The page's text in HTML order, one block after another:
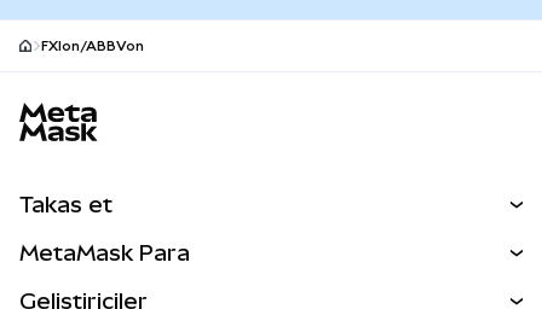
FXIon/ABBVon
Takas et
MetaMask Para
Geliştiriciler